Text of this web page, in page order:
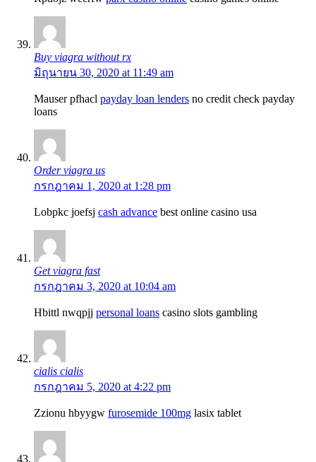
Buy viagra without rx
มิถุนายน 30, 2020 at 11:49 am
Mauser pfhacl payday loan lenders no credit check payday
loans
Order viagra us
กรกฎาคม 1, 2020 at 1:28 pm
Lobpkc joefsj cash advance best online casino usa
Get viagra fast
กรกฎาคม 3, 2020 at 10:04 am
Hbittl nwqpjj personal loans casino slots gambling
cialis cialis
กรกฎาคม 5, 2020 at 4:22 pm
Zzionu hbyygw furosemide 100mg lasix tablet